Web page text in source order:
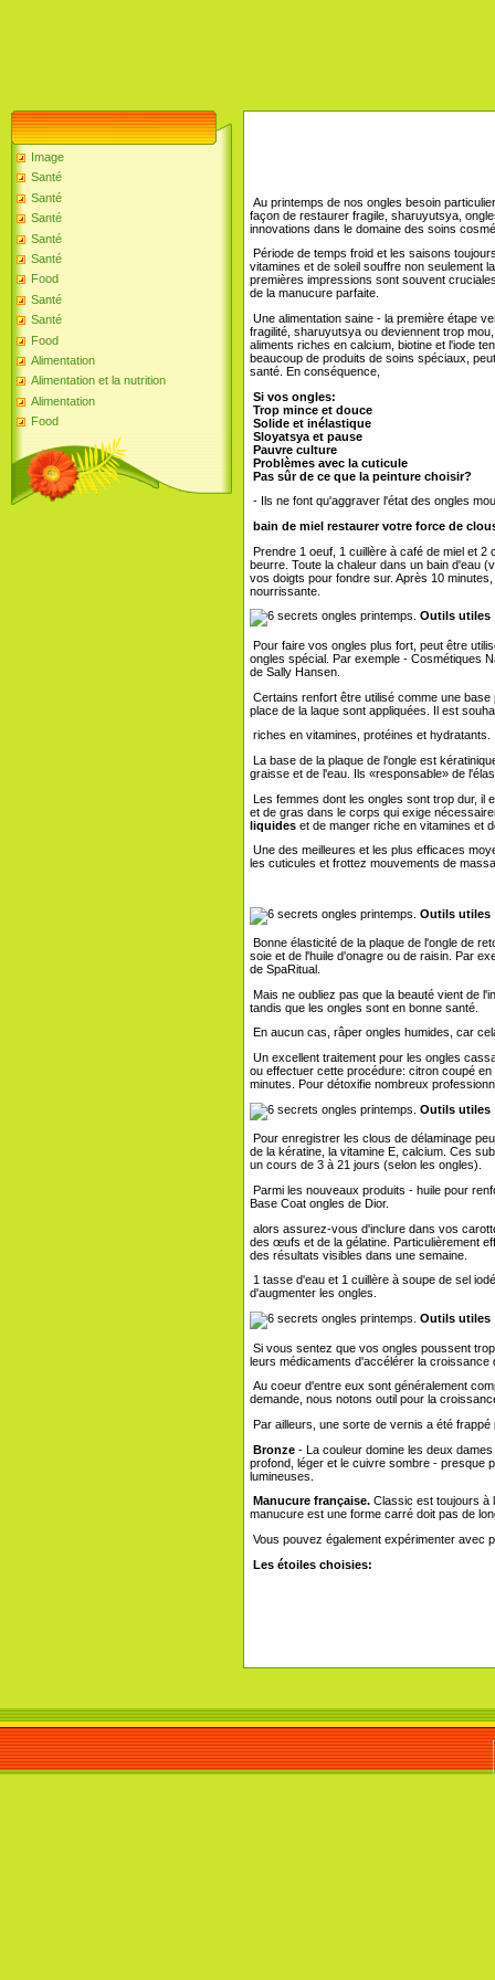
Image
Santé
Santé
Santé
Santé
Santé
Food
Santé
Santé
Food
Alimentation
Alimentation et la nutrition
Alimentation
Food
Au printemps de nos ongles besoin
façon de restaurer fragile, sharuyutsya,
innovations dans le domaine des soins
Période de temps froid et les saisons
vitamines et de soleil souffre non seulement
premières impressions sont souvent
de la manucure parfaite.
Une alimentation saine - la première étape
fragilité, sharuyutsya ou deviennent trop
aliments riches en calcium, biotine et l'iode
beaucoup de produits de soins spéciaux,
santé. En conséquence,
Si vos ongles:
Trop mince et douce
Solide et inélastique
Sloyatsya et pause
Pauvre culture
Problèmes avec la cuticule
Pas sûr de ce que la peinture choisir?
- Ils ne font qu'aggraver l'état des ongles
bain de miel restaurer votre force de
Prendre 1 oeuf, 1 cuillère à café de miel et 2
beurre. Toute la chaleur dans un bain d'eau
vos doigts pour fondre sur. Après 10
nourrissante.
Outils utiles
Pour faire vos ongles plus fort, peut être
ongles spécial. Par exemple - Cosmétiques
de Sally Hansen.
Certains renfort être utilisé comme une
place de la laque sont appliquées. Il est
riches en vitamines, protéines et hydratants.
La base de la plaque de l'ongle est
graisse et de l'eau. Ils «responsable» de
Les femmes dont les ongles sont trop dur, il
et de gras dans le corps qui exige
liquides et de manger riche en vitamines et
Une des meilleures et les plus efficaces
les cuticules et frottez mouvements de
Outils utiles
Bonne élasticité de la plaque de l'ongle de
soie et de l'huile d'onagre ou de raisin. Par
de SpaRitual.
Mais ne oubliez pas que la beauté vient de
tandis que les ongles sont en bonne santé.
En aucun cas, râper ongles humides, car
Un excellent traitement pour les ongles
ou effectuer cette procédure: citron coupé
minutes. Pour détoxifie nombreux
Outils utiles
Pour enregistrer les clous de délaminage
de la kératine, la vitamine E, calcium. Ces
un cours de 3 à 21 jours (selon les ongles).
Parmi les nouveaux produits - huile pour
Base Coat ongles de Dior.
alors assurez-vous d'inclure dans vos
des œufs et de la gélatine. Particulièrement
des résultats visibles dans une semaine.
1 tasse d'eau et 1 cuillère à soupe de sel
d'augmenter les ongles.
Outils utiles
Si vous sentez que vos ongles poussent
leurs médicaments d'accélérer la
Au coeur d'entre eux sont généralement
demande, nous notons outil pour la
Par ailleurs, une sorte de vernis a été frappé
Bronze - La couleur domine les deux
profond, léger et le cuivre sombre - presque
lumineuses.
Manucure française. Classic est toujours à
manucure est une forme carré doit pas de
Vous pouvez également expérimenter avec
Les étoiles choisies: